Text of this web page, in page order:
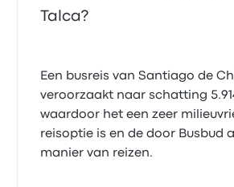
Talca?
Een busreis van Santiago de
veroorzaakt naar schatting
waardoor het een zeer
reisoptie is en de door Busbud
manier van reizen.